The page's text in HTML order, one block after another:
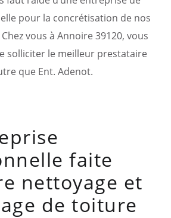
pour la concrétisation de nos
vous à Annoire 39120, vous
solliciter le meilleur prestataire
que Ent. Adenot.
faite
nettoyage et
de toiture